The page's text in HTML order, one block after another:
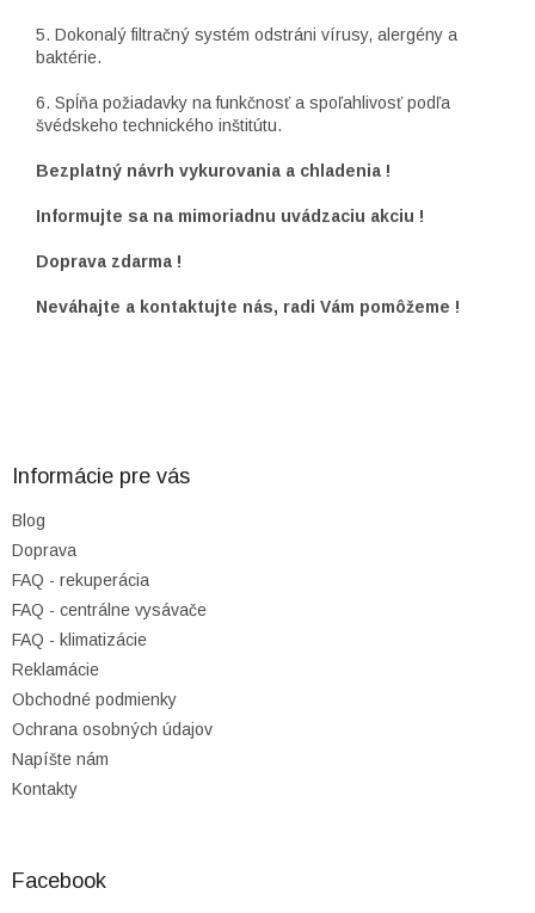
5. Dokonalý filtračný systém odstráni vírusy, alergény a
baktérie.
6. Spĺňa požiadavky na funkčnosť a spoľahlivosť podľa
švédskeho technického inštitútu.
Bezplatný návrh vykurovania a chladenia !
Informujte sa na mimoriadnu uvádzaciu akciu !
Doprava zdarma !
Neváhajte a kontaktujte nás, radi Vám pomôžeme !
Informácie pre vás
Blog
Doprava
FAQ - rekuperácia
FAQ - centrálne vysávače
FAQ - klimatizácie
Reklamácie
Obchodné podmienky
Ochrana osobných údajov
Napíšte nám
Kontakty
Facebook